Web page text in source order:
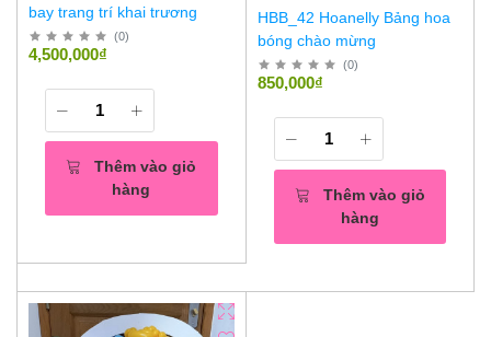
bay trang trí khai trương
(0)
4,500,000₫
Thêm vào giỏ
hàng
HBB_42 Hoanelly Bảng hoa
bóng chào mừng
(0)
850,000₫
Thêm vào giỏ
hàng